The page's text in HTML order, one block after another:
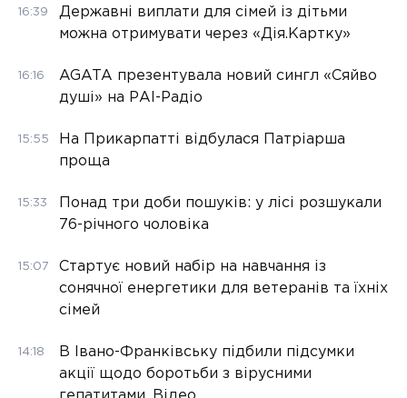
16:39
Державні виплати для сімей із дітьми
можна отримувати через «Дія.Картку»
16:16
AGATA презентувала новий сингл «Сяйво
душі» на РАІ-Радіо
15:55
На Прикарпатті відбулася Патріарша
проща
15:33
Понад три доби пошуків: у лісі розшукали
76-річного чоловіка
15:07
Стартує новий набір на навчання із
сонячної енергетики для ветеранів та їхніх
сімей
14:18
В Івано-Франківську підбили підсумки
акції щодо боротьби з вірусними